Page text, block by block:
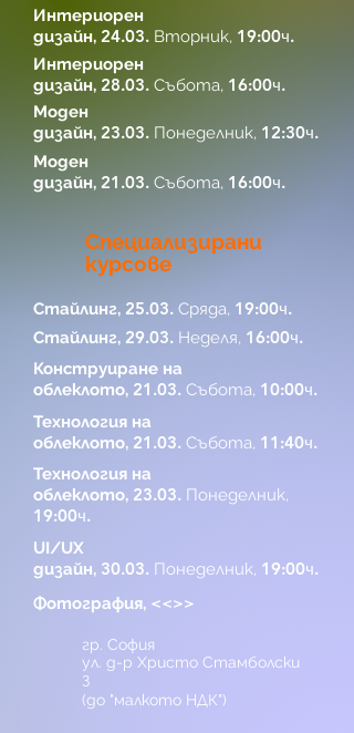
Интериорен
дизайн, 24.03. Вторник, 19:00ч.
Интериорен
дизайн, 28.03. Събота, 16:00ч.
Моден
дизайн, 23.03. Понеделник, 12:30ч.
Моден
дизайн, 21.03. Събота, 16:00ч.
Специализирани
курсове
Стайлинг, 25.03. Сряда, 19:00ч.
Стайлинг, 29.03. Неделя, 16:00ч.
Конструиране на
облеклото, 21.03. Събота, 10:00ч.
Технология на
облеклото, 21.03. Събота, 11:40ч.
Технология на
облеклото, 23.03. Понеделник,
19:00ч.
UI/UX
дизайн, 30.03. Понеделник, 19:00ч.
Фотография, <<>>
гр. София
ул. д-р Христо Стамболски
3
(до "малкото НДК")